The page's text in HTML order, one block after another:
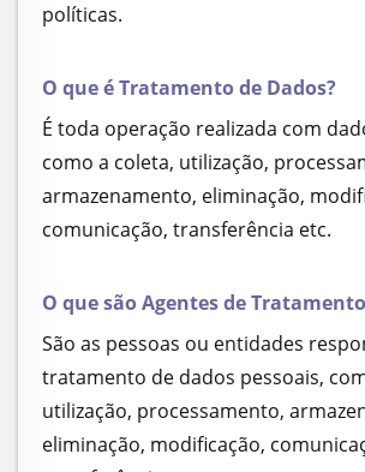
políticas.
O que é Tratamento de Dados?
É toda operação realizada com
como a coleta, utilização,
armazenamento, eliminação,
comunicação, transferência etc.
O que são Agentes de
São as pessoas ou entidades
tratamento de dados pessoais,
utilização, processamento,
eliminação, modificação,